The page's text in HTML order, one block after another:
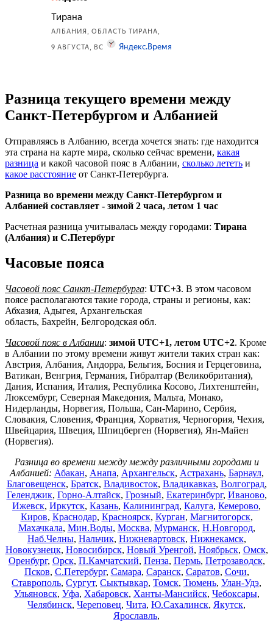
Разница текущего времени между
Санкт-Петербургом и Албанией
Отправляясь в Албанию, всегда хочется знать: где находится
эта страна на карте мира, сколько сейчас времени, какая
разница и какой часовой пояс в Албании, сколько лететь и
какое расстояние от Санкт-Петербурга.
Разница во времени между Санкт-Петербургом и
Албанией составляет - зимой 2 часа, летом 1 час
Расчетная разница учитывалась между городами: Тирана
(Албания) и С.Петербург
Часовые пояса
Часовой пояс Санкт-Петербурга: UTC+3. В этом часовом
поясе располагаются такие города, страны и регионы, как:
Абхазия, Адыгея, Архангельская
область, Бахрейн, Белгородская обл.
Часовой пояс в Албании: зимой UTC+1, летом UTC+2. Кроме
в Албании по этому времени живут жители таких стран как:
Австрия, Албания, Андорра, Бельгия, Босния и Герцеговина,
Ватикан, Венгрия, Германия, Гибралтар (Великобритания),
Дания, Испания, Италия, Республика Косово, Лихтенштейн,
Люксембург, Северная Македония, Мальта, Монако,
Нидерланды, Норвегия, Польша, Сан-Марино, Сербия,
Словакия, Словения, Франция, Хорватия, Черногория, Чехия,
Швейцария, Швеция, Шпицберген (Норвегия), Ян-Майен
(Норвегия).
Разница во времени между между различными городами и
Албанией: Абакан, Анапа, Архангельск, Астрахань, Барнаул,
Благовещенск, Братск, Владивосток, Владикавказ, Волгоград,
Геленджик, Горно-Алтайск, Грозный, Екатеринбург, Иваново,
Ижевск, Иркутск, Казань, Калининград, Калуга, Кемерово,
Киров, Краснодар, Красноярск, Курган, Магнитогорск,
Махачкала, Мин.Воды, Москва, Мурманск, Н.Новгород,
Наб.Челны, Нальчик, Нижневартовск, Нижнекамск,
Новокузнецк, Новосибирск, Новый Уренгой, Ноябрьск, Омск,
Оренбург, Орск, П.Камчатский, Пенза, Пермь, Петрозаводск,
Псков, С.Петербург, Самара, Саранск, Саратов, Сочи,
Ставрополь, Сургут, Сыктывкар, Томск, Тюмень, Улан-Удэ,
Ульяновск, Уфа, Хабаровск, Ханты-Мансийск, Чебоксары,
Челябинск, Череповец, Чита, Ю.Сахалинск, Якутск,
Ярославль,